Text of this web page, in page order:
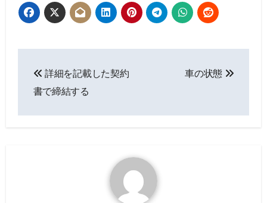
稿
詳細を記載した契約
書で締結する
車の状態